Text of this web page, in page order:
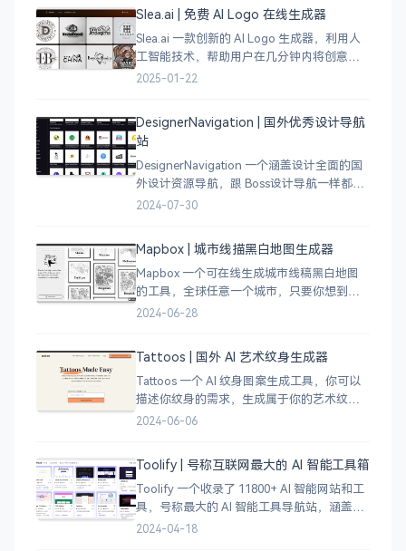
Slea.ai | 免费 AI Logo 在线生成器
Slea.ai 一款创新的 AI Logo 生成器，利用人
工智能技术，帮助用户在几分钟内将创意变
成精美的品牌 Logo。无论你是初创企业、电
2025-01-22
DesignerNavigation | 国外优秀设计导航
站
DesignerNavigation 一个涵盖设计全面的国
外设计资源导航，跟 Boss设计导航一样都是
分门别类的划分设计灵感、资讯、UI 资源、
2024-07-30
Mapbox | 城市线描黑白地图生成器
Mapbox 一个可在线生成城市线稿黑白地图
的工具，全球任意一个城市，只要你想到的
城市，直接搜索城市名称，自动生成该城市
成了
2024-06-28
Tattoos | 国外 AI 艺术纹身生成器
Tattoos 一个 AI 纹身图案生成工具，你可以
描述你纹身的需求，生成属于你的艺术纹身
图案，通过艺术表达自己，让纹身不仅仅是
2024-06-06
Toolify | 号称互联网最大的 AI 智能工具箱
Toolify 一个收录了 11800+ AI 智能网站和工
具，号称最大的 AI 智能工具导航站，涵盖了
AI 图像、AI 写作、AI 音视频工具、聊天机器
2024-04-18